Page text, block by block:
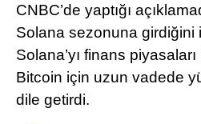
CNBC’de yaptığı
Solana sezonuna girdiğini
Solana’yı finans
Bitcoin için uzun vadede
dile getirdi.